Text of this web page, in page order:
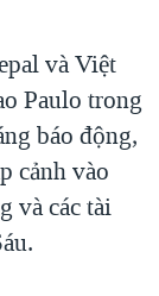
THÔN MỸ
và Việt
Paulo trong
báo động,
cảnh vào
và các tài